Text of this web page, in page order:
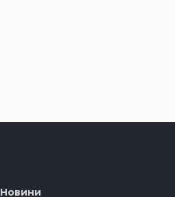
Новини